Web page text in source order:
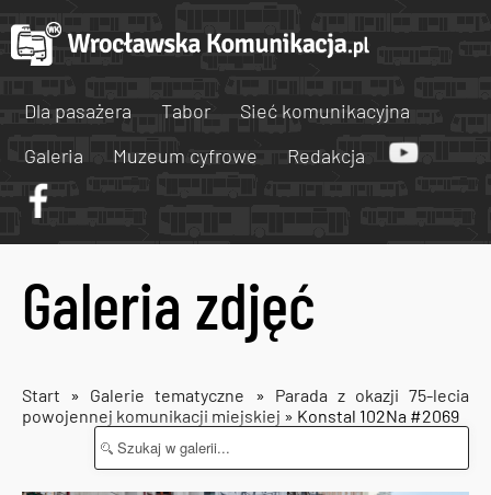
Dla pasażera Tabor
Sieć komunikacyjna
Galeria
Muzeum cyfrowe Redakcja
Galeria zdjęć
Start » Galerie tematyczne » Parada z okazji 75-lecia
powojennej komunikacji miejskiej » Konstal 102Na #2069